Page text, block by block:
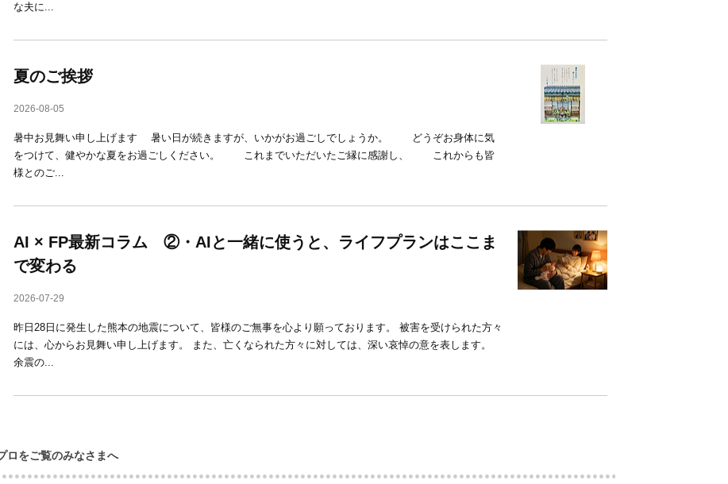
な夫に...
夏のご挨拶
2026-08-05
暑中お見舞い申し上げます 暑い日が続きますが、いかがお過ごしでしょうか。 どうぞお身体に気
をつけて、健やかな夏をお過ごしください。 これまでいただいたご縁に感謝し、 これからも皆
様とのご...
AI × FP最新コラム ②・AIと一緒に使うと、ライフプランはここま
で変わる
2026-07-29
昨日28日に発生した熊本の地震について、皆様のご無事を心より願っております。 被害を受けられた方々
には、心からお見舞い申し上げます。 また、亡くなられた方々に対しては、深い哀悼の意を表しま す。
余震の...
ロをご覧のみなさまへ